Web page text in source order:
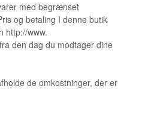
med begrænset
og betaling I denne butik
http://www.
den dag du modtager dine
de omkostninger, der er